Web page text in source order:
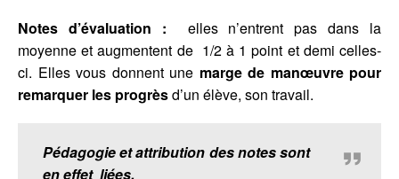
Notes d’évaluation :
elles n’entrent pas dans la
moyenne et augmentent de 1/2 à 1 point et demi celles-
ci. Elles vous donnent une marge de manœuvre pour
remarquer les progrèsd’un élève, son travail.
Pédagogie et attribution des notes sont
en effet liées.